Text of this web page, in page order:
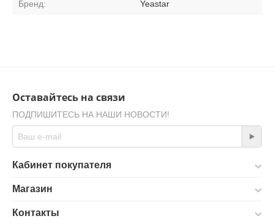
Бренд: Yeastar
Оставайтесь на связи
ПОДПИШИТЕСЬ НА НАШИ НОВОСТИ!
Кабинет покупателя
Магазин
Контакты